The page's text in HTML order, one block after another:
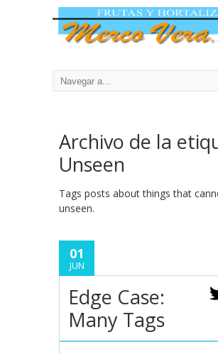
Archivo de la
Unseen
Tags posts about things that
unseen.
01
JUN
Edge Case:
Many Tags